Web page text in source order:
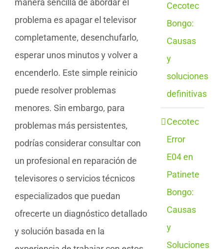
manera sencilla de abordar el
problema es apagar el televisor
completamente, desenchufarlo,
esperar unos minutos y volver a
encenderlo. Este simple reinicio
puede resolver problemas
menores. Sin embargo, para
problemas más persistentes,
podrías considerar consultar con
un profesional en reparación de
televisores o servicios técnicos
especializados que puedan
ofrecerte un diagnóstico detallado
y solución basada en la
Cecotec
Bongo:
Causas
y
soluciones
definitivas
Cecotec
Error
E04 en
Patinete
Bongo:
Causas
y
Soluciones